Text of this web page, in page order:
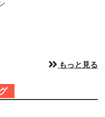
もっと見る